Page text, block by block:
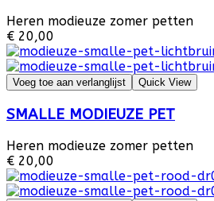
Heren modieuze zomer petten
€ 20,00
Voeg toe aan verlanglijst Quick View
SMALLE MODIEUZE PET
Heren modieuze zomer petten
€ 20,00